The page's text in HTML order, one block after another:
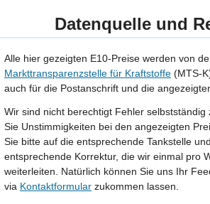
Datenquelle und
Alle hier gezeigten E10-Preise werden von
Markttransparenzstelle für Kraftstoffe (MTS-
auch für die Postanschrift und die
Wir sind nicht berechtigt Fehler selbstständig
Sie Unstimmigkeiten bei den angezeigten
Sie bitte auf die entsprechende Tankstelle
entsprechende Korrektur, die wir einmal pro
weiterleiten. Natürlich können Sie uns Ihr
via Kontaktformular zukommen lassen.